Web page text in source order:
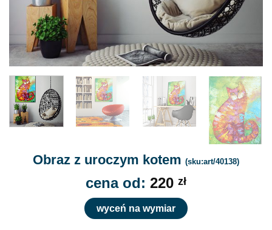
Obraz z uroczym kotem (sku:art/40138)
cena od: 220 zł
wyceń na wymiar